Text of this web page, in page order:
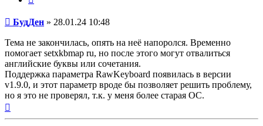
Сообщение
БудДен » 28.01.24 10:48
Тема не закончилась, опять на неё напоролся. Временно
помогает setxkbmap ru, но после этого могут отвалиться
английские буквы или сочетания.
Поддержка параметра RawKeyboard появилась в версии
v1.9.0, и этот параметр вроде бы позволяет решить проблему,
но я это не проверял, т.к. у меня более старая ОС.